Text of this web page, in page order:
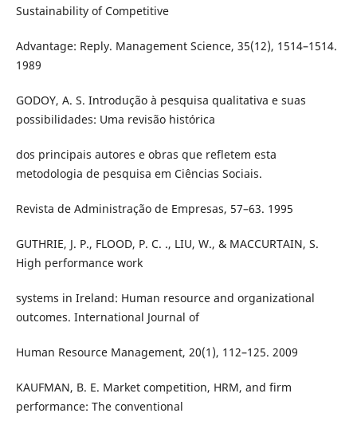
Sustainability of Competitive
Advantage: Reply. Management Science, 35(12), 1514–1514.
1989
GODOY, A. S. Introdução à pesquisa qualitativa e suas
possibilidades: Uma revisão histórica
dos principais autores e obras que refletem esta
metodologia de pesquisa em Ciências Sociais.
Revista de Administração de Empresas, 57–63. 1995
GUTHRIE, J. P., FLOOD, P. C. ., LIU, W., & MACCURTAIN, S.
High performance work
systems in Ireland: Human resource and organizational
outcomes. International Journal of
Human Resource Management, 20(1), 112–125. 2009
KAUFMAN, B. E. Market competition, HRM, and firm
performance: The conventional